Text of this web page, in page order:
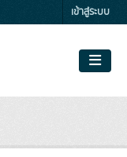
เข้าสู่ระบบ